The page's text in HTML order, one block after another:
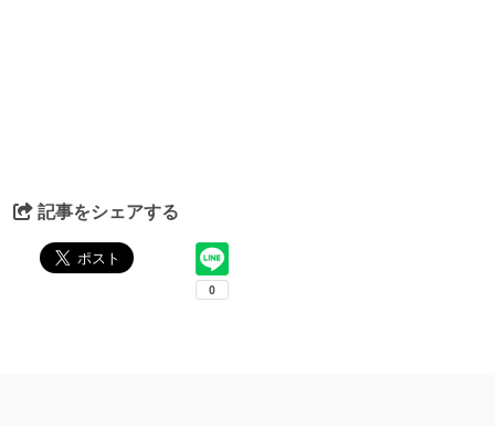
記事をシェアする